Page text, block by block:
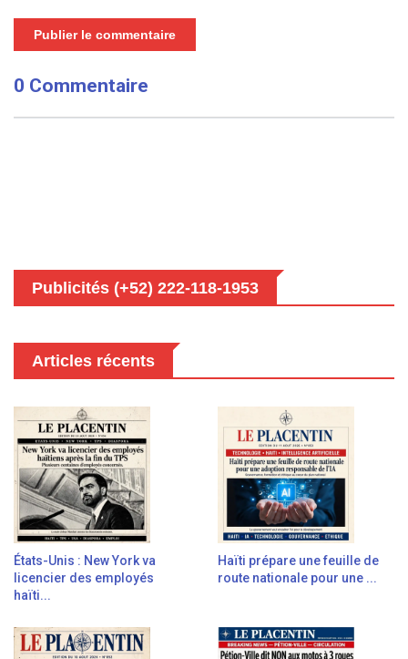
Publier le commentaire
0 Commentaire
Publicités (+52) 222-118-1953
Articles récents
États-Unis : New York va
licencier des employés
haïti...
Haïti prépare une feuille de
route nationale pour une ...